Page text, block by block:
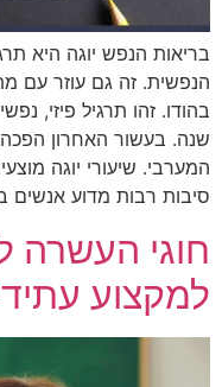
בריאות הנפש יוגה היא
הנפשית. זה גם עוזר עם
שנה. בעשור האחרון הפכה
המערבי. שיעורי יוגה
סיבות רבות מדוע אנשים
חוגי העשרה
למקצוע